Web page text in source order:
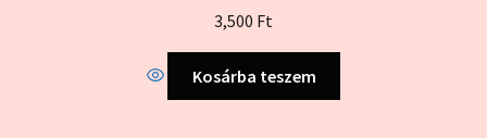
3,500 Ft
Kosárba teszem